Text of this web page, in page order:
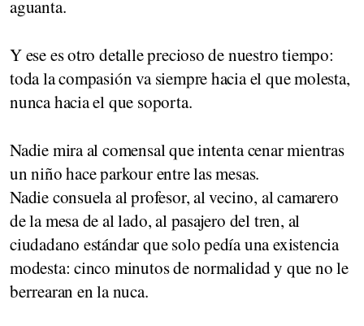
aguanta.
Y ese es otro detalle precioso de nuestro tiempo:
toda la compasión va siempre hacia el que molesta,
nunca hacia el que soporta.
Nadie mira al comensal que intenta cenar mientras
un niño hace parkour entre las mesas.
Nadie consuela al profesor, al vecino, al camarero
de la mesa de al lado, al pasajero del tren, al
ciudadano estándar que solo pedía una existencia
modesta: cinco minutos de normalidad y que no le
berrearan en la nuca.